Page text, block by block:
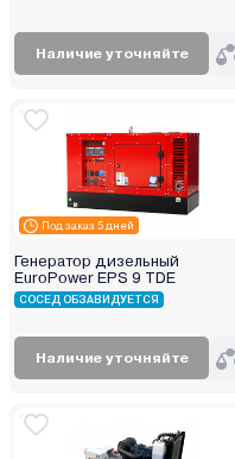
Loncin
Magnetta
Makita
Mateus
Maxcut
Mikkeli
Milwaukee
Mitsuba
Nikkey
Orbis
Partisan
Наличие уточняйте
Под заказ 5 дней
Генератор дизельный
EuroPower EPS 9 TDE
СОСЕД ОБЗАВИДУЕТСЯ
Наличие уточняйте